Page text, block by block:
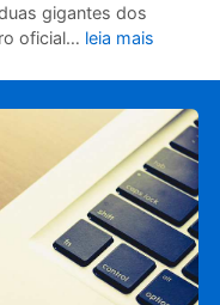
gigantes dos
oficial… leia mais